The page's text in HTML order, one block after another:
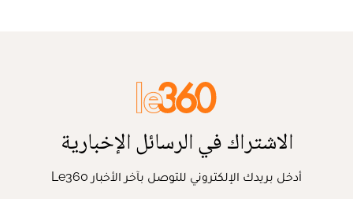
الاشتراك في الرسائل الإخبارية
أدخل بريدك الإلكتروني للتوصل بآخر الأخبار Le360